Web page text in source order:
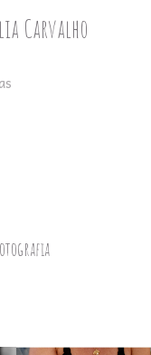
Carvalho